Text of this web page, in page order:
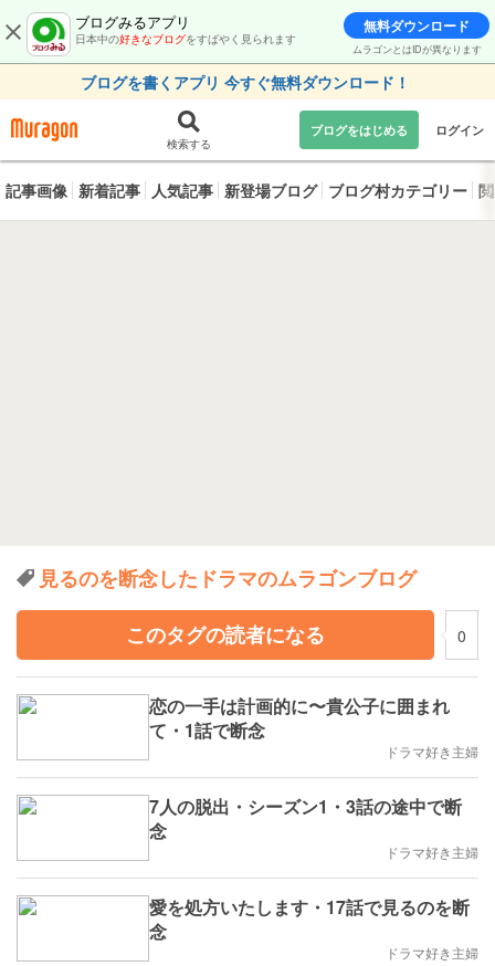
ブログみるアプリ
日本中の好きなブログをすばやく見られます
無料ダウンロード
ムラゴンとはIDが異なります
ブログを書くアプリ 今すぐ無料ダウンロード！
検索する
ブログをはじめる ログイン
記事画像 新着記事 人気記事 新登場ブログ ブログ村カテゴリー
見るのを断念したドラマのムラゴンブログ
このタグの読者になる
0
恋の一手は計画的に〜貴公子に囲まれ
て・1話で断念
ドラマ好き主婦
7人の脱出・シーズン1・3話の途中で断
念
ドラマ好き主婦
愛を処方いたします・17話で見るのを断
念
ドラマ好き主婦